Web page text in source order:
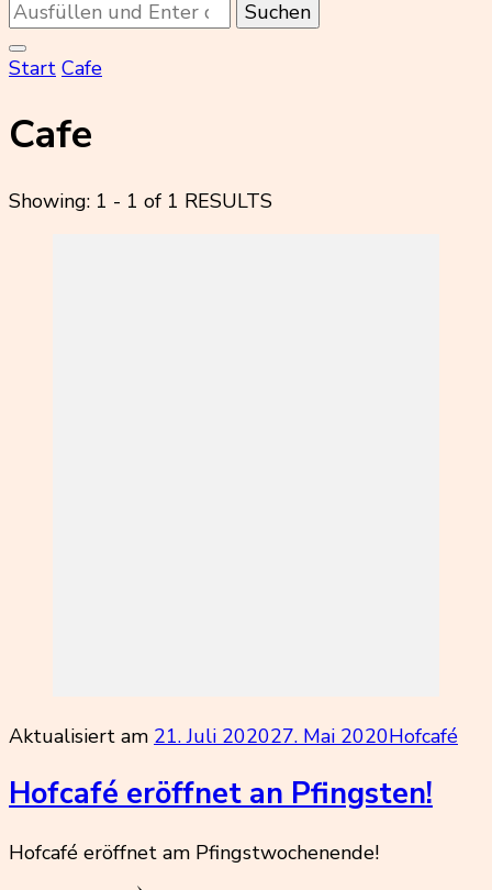
Suchst
du
nach
Start Cafe
Cafe
Showing: 1 - 1 of 1 RESULTS
Aktualisiert am 21. Juli 202027. Mai 2020Hofcafé
Hofcafé eröffnet an Pfingsten!
Hofcafé eröffnet am Pfingstwochenende!